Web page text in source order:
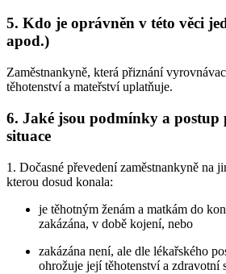
5. Kdo je oprávněn v této věci
apod.)
Zaměstnankyně, která přiznání
těhotenství a mateřství uplatňuje.
6. Jaké jsou podmínky a postup
situace
1. Dočasné převedení zaměstnankyně na
kterou dosud konala:
je těhotným ženám a matkám do
zakázána, v době kojení, nebo
zakázána není, ale dle lékařského
ohrožuje její těhotenství a zdravotní